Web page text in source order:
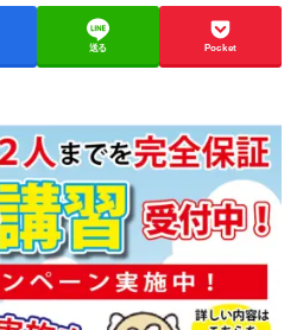
送る Pocket